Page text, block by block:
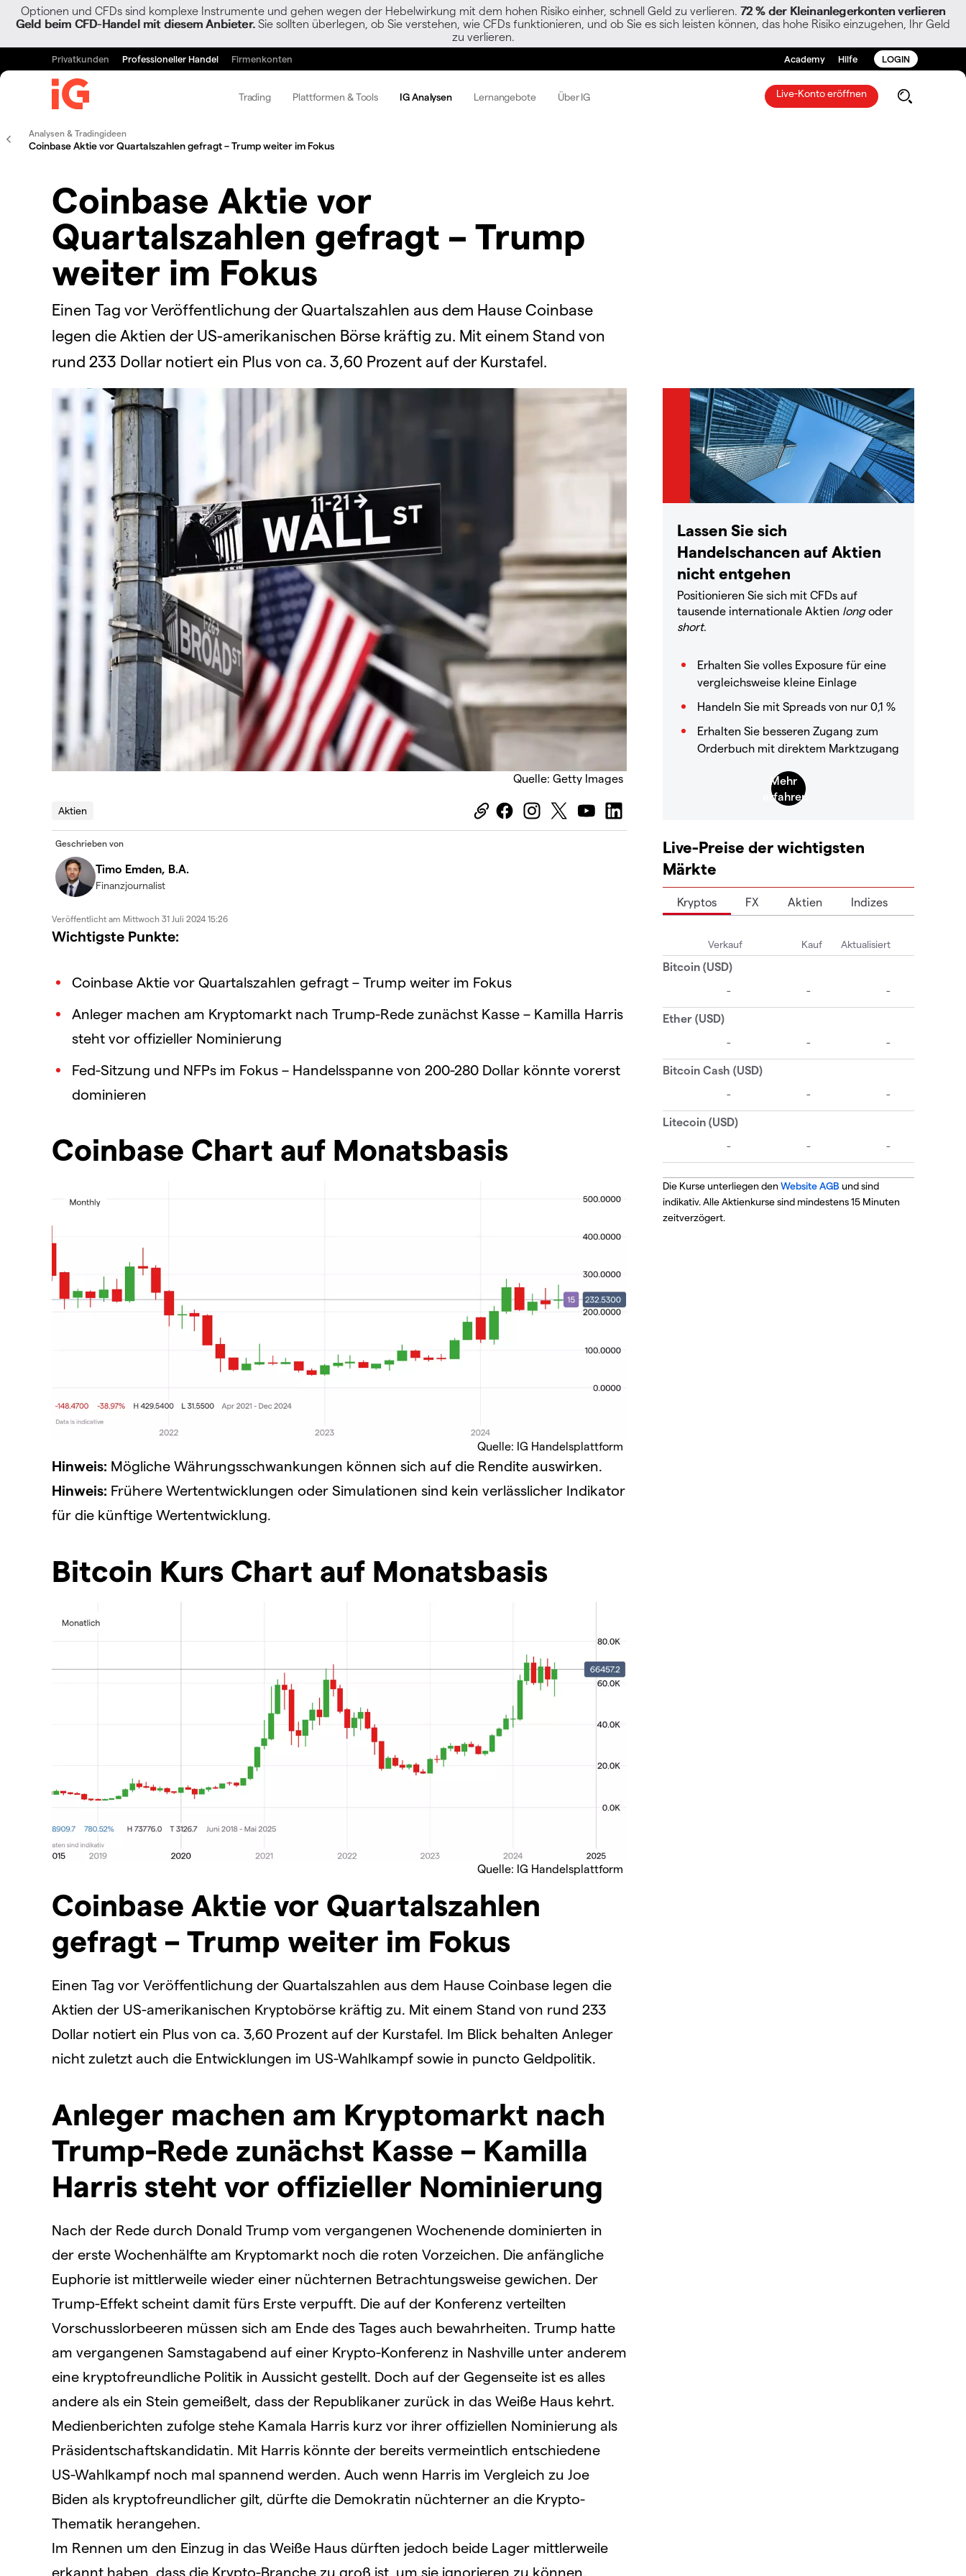
Optionen und CFDs sind komplexe Instrumente und gehen wegen der Hebelwirkung mit dem hohen Risiko einher, schnell Geld zu verlieren. 72 % der Kleinanlegerkonten verlieren
Geld beim CFD-Handel mit diesem Anbieter. Sie sollten überlegen, ob Sie verstehen, wie CFDs funktionieren, und ob Sie es sich leisten können, das hohe Risiko einzugehen, Ihr Geld
zu verlieren.
Privatkunden Professioneller Handel Firmenkonten Academy Hilfe LOGIN
Trading Plattformen & Tools IG Analysen Lernangebote Über IG Live-Konto eröffnen
Analysen & Tradingideen
Coinbase Aktie vor Quartalszahlen gefragt – Trump weiter im Fokus
Coinbase Aktie vor
Quartalszahlen gefragt – Trump
weiter im Fokus
Einen Tag vor Veröffentlichung der Quartalszahlen aus dem Hause Coinbase
legen die Aktien der US-amerikanischen Börse kräftig zu. Mit einem Stand von
rund 233 Dollar notiert ein Plus von ca. 3,60 Prozent auf der Kurstafel.
Quelle: Getty Images
Aktien
Geschrieben von
Timo Emden, B.A.
Finanzjournalist
Veröffentlicht am Mittwoch 31 Juli 2024 15:26
Wichtigste Punkte:
Coinbase Aktie vor Quartalszahlen gefragt – Trump weiter im Fokus
Anleger machen am Kryptomarkt nach Trump-Rede zunächst Kasse – Kamilla Harris
steht vor offizieller Nominierung
Fed-Sitzung und NFPs im Fokus – Handelsspanne von 200-280 Dollar könnte vorerst
dominieren
Coinbase Chart auf Monatsbasis
Quelle: IG Handelsplattform
Hinweis: Mögliche Währungsschwankungen können sich auf die Rendite auswirken.
Hinweis: Frühere Wertentwicklungen oder Simulationen sind kein verlässlicher Indikator
für die künftige Wertentwicklung.
Bitcoin Kurs Chart auf Monatsbasis
Quelle: IG Handelsplattform
Coinbase Aktie vor Quartalszahlen
gefragt – Trump weiter im Fokus
Einen Tag vor Veröffentlichung der Quartalszahlen aus dem Hause Coinbase legen die
Aktien der US-amerikanischen Kryptobörse kräftig zu. Mit einem Stand von rund 233
Dollar notiert ein Plus von ca. 3,60 Prozent auf der Kurstafel. Im Blick behalten Anleger
nicht zuletzt auch die Entwicklungen im US-Wahlkampf sowie in puncto Geldpolitik.
Anleger machen am Kryptomarkt nach
Trump-Rede zunächst Kasse – Kamilla
Harris steht vor offizieller Nominierung
Nach der Rede durch Donald Trump vom vergangenen Wochenende dominierten in
der erste Wochenhälfte am Kryptomarkt noch die roten Vorzeichen. Die anfängliche
Euphorie ist mittlerweile wieder einer nüchternen Betrachtungsweise gewichen. Der
Trump-Effekt scheint damit fürs Erste verpufft. Die auf der Konferenz verteilten
Vorschusslorbeeren müssen sich am Ende des Tages auch bewahrheiten. Trump hatte
am vergangenen Samstagabend auf einer Krypto-Konferenz in Nashville unter anderem
eine kryptofreundliche Politik in Aussicht gestellt. Doch auf der Gegenseite ist es alles
andere als ein Stein gemeißelt, dass der Republikaner zurück in das Weiße Haus kehrt.
Medienberichten zufolge stehe Kamala Harris kurz vor ihrer offiziellen Nominierung als
Präsidentschaftskandidatin. Mit Harris könnte der bereits vermeintlich entschiedene
US-Wahlkampf noch mal spannend werden. Auch wenn Harris im Vergleich zu Joe
Biden als kryptofreundlicher gilt, dürfte die Demokratin nüchterner an die Krypto-
Thematik herangehen.
Im Rennen um den Einzug in das Weiße Haus dürften jedoch beide Lager mittlerweile
erkannt haben, dass die Krypto-Branche zu groß ist, um sie ignorieren zu können.
Lassen Sie sich
Handelschancen auf Aktien
nicht entgehen
Positionieren Sie sich mit CFDs auf
tausende internationale Aktien longoder
short.
Erhalten Sie volles Exposure für eine
vergleichsweise kleine Einlage
Handeln Sie mit Spreads von nur 0,1 %
Erhalten Sie besseren Zugang zum
Orderbuch mit direktem Marktzugang
Live-Preise der wichtigsten
Märkte
Kryptos FX Aktien Indizes
Die Kurse unterliegen den Website AGB und sind
indikativ. Alle Aktienkurse sind mindestens 15 Minuten
zeitverzögert.